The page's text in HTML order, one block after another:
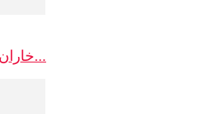
خاران بازار سے دن دہاڑے ا...